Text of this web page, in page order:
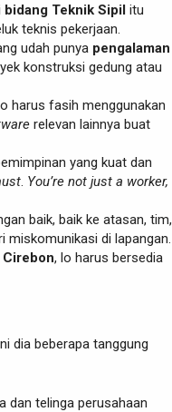
bidang Teknik Sipil itu
teknis pekerjaan.
udah punya pengalaman
konstruksi gedung atau
harus fasih menggunakan
relevan lainnya buat
yang kuat dan
You’re not just a worker,
baik, baik ke atasan, tim,
miskomunikasi di lapangan.
, lo harus bersedia
dia beberapa tanggung
dan telinga perusahaan